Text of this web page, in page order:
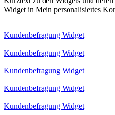
Widget in Mein personalisiertes
Kundenbefragung Widget
Kundenbefragung Widget
Kundenbefragung Widget
Kundenbefragung Widget
Kundenbefragung Widget